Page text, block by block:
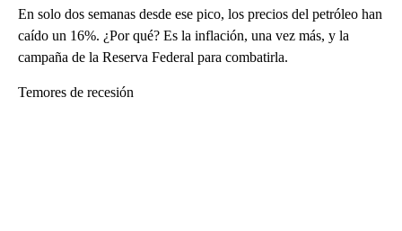
En solo dos semanas desde ese pico, los precios del petróleo han
caído un 16%. ¿Por qué? Es la inflación, una vez más, y la
campaña de la Reserva Federal para combatirla.
Temores de recesión